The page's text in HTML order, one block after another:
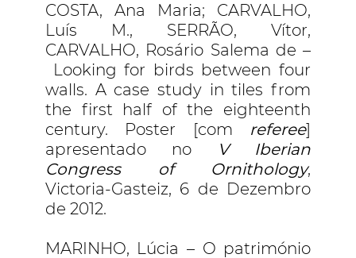
COSTA, Ana Maria; CARVALHO,
Luís M., SERRÃO, Vítor,
CARVALHO, Rosário Salema de –
Looking for birds between four
walls. A case study in tiles from
the first half of the eighteenth
century. Poster [com referee]
apresentado no
V Iberian
Congress of Ornithology,
Victoria-Gasteiz, 6 de Dezembro
de 2012.
MARINHO, Lúcia – O património